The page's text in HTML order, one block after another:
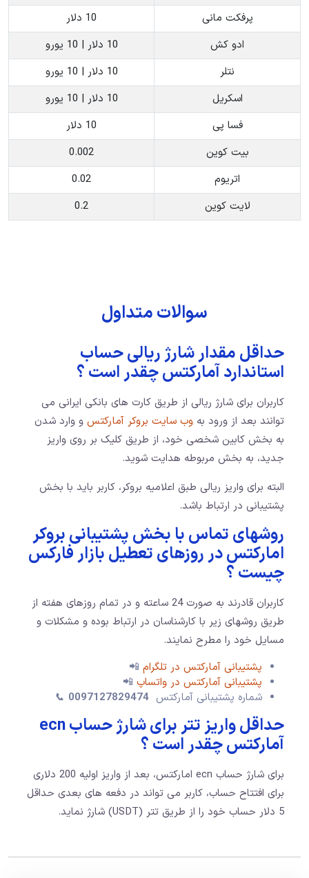
پرفکت مانی
10 دلار
ادو کش
10 دلار | 10 یورو
نتلر
10 دلار | 10 یورو
اسکریل
10 دلار | 10 یورو
فسا پی
10 دلار
بیت کوین
0.002
اتریوم
0.02
لایت کوین
0.2
سوالات متداول
حداقل مقدار شارژ ریالی حساب
استاندارد آمارکتس چقدر است ؟
کاربران برای شارژ‌ ریالی از طریق کارت های بانکی ایرانی می
توانند بعد از ورود به وب سایت بروکر آمارکتس و وارد شدن
به بخش کابین شخصی خود، از طریق کلیک بر روی واریز
جدید، به بخش مربوطه هدایت شوید.
البته برای واریز ریالی طبق اعلامیه بروکر، کاربر باید با بخش
پشتیبانی در ارتباط باشد.
روشهای تماس با بخش پشتیبانی بروکر
امارکتس در روزهای تعطیل بازار فارکس
چیست ؟
کاربران قادرند به صورت 24 ساعته و در تمام روزهای هفته از
طریق روشهای زیر با کارشناسان در ارتباط بوده و مشکلات و
مسايل خود را مطرح نمایند.
پشتیبانی آمارکتس در تلگرام 📲
پشتیبانی آمارکتس در واتساپ 📲
شماره پشتیبانی آمارکتس 0097127829474
📞
حداقل واریز تتر برای شارژ حساب ecn
آمارکتس چقدر است ؟
برای شارژ حساب ecn امارکتس، بعد از واریز اولیه 200 دلاری
برای افتتاح حساب، کاربر می تواند در دفعه های بعدی حداقل
5 دلار حساب خود را از طریق تتر (USDT) شارژ نماید.